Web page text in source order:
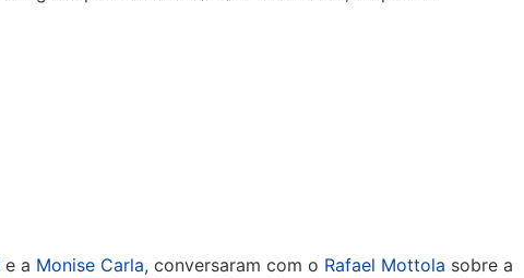
e a Monise Carla, conversaram com o Rafael Mottola sobre a